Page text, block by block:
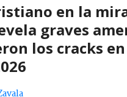
en la
graves
los cracks en